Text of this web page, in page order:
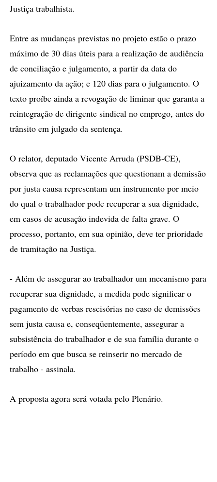
Justiça trabalhista.
Entre as mudanças previstas no projeto estão o prazo
máximo de 30 dias úteis para a realização de audiência
de conciliação e julgamento, a partir da data do
ajuizamento da ação; e 120 dias para o julgamento. O
texto proíbe ainda a revogação de liminar que garanta a
reintegração de dirigente sindical no emprego, antes do
trânsito em julgado da sentença.
O relator, deputado Vicente Arruda (PSDB-CE),
observa que as reclamações que questionam a demissão
por justa causa representam um instrumento por meio
do qual o trabalhador pode recuperar a sua dignidade,
em casos de acusação indevida de falta grave. O
processo, portanto, em sua opinião, deve ter prioridade
de tramitação na Justiça.
- Além de assegurar ao trabalhador um mecanismo para
recuperar sua dignidade, a medida pode significar o
pagamento de verbas rescisórias no caso de demissões
sem justa causa e, conseqüentemente, assegurar a
subsistência do trabalhador e de sua família durante o
período em que busca se reinserir no mercado de
trabalho - assinala.
A proposta agora será votada pelo Plenário.